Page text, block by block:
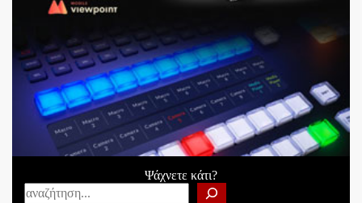
Ψάχνετε κάτι?